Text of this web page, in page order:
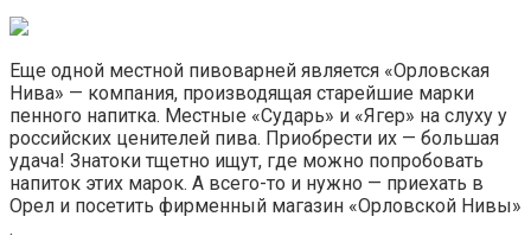
Еще одной местной пивоварней является «Орловская
Нива» — компания, производящая старейшие марки
пенного напитка. Местные «Сударь» и «Ягер» на слуху у
российских ценителей пива. Приобрести их — большая
удача! Знатоки тщетно ищут, где можно попробовать
напиток этих марок. А всего-то и нужно — приехать в
Орел и посетить фирменный магазин «Орловской Нивы»
.